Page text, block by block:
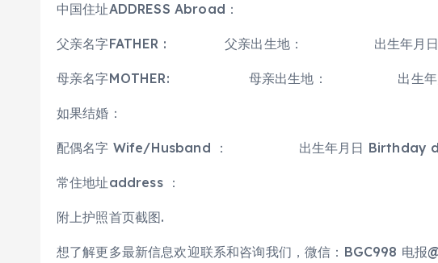
中国住址ADDRESS Abroad：
父亲名字FATHER : 父亲出生地： 出生年月日
母亲名字MOTHER: 母亲出生地： 出生年
如果结婚：
配偶名字 Wife/Husband ： 出生年月日 Birthday
常住地址address ：
附上护照首页截图.
想了解更多最新信息欢迎联系和咨询我们，微信：BGC998